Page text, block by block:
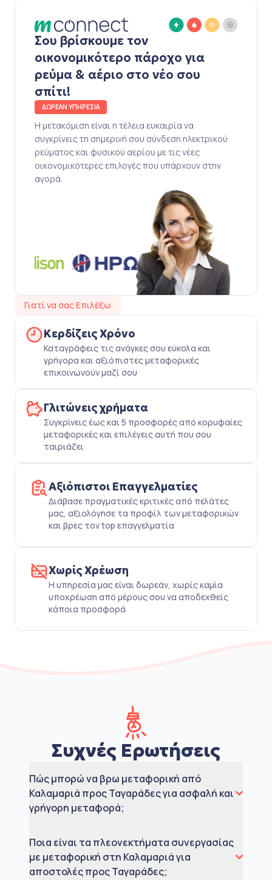
Σου βρίσκουμε τον
οικονομικότερο πάροχο για
ρεύμα & αέριο στο νέο σου
σπίτι!
ΔΩΡΕΑΝ ΥΠΗΡΕΣΙΑ
Η μετακόμιση είναι η τέλεια ευκαιρία να
συγκρίνεις τη σημερινή σου σύνδεση ηλεκτρικού
ρεύματος και φυσικού αερίου με τις νέες
οικονομικότερες επιλογές που υπάρχουν στην
αγορά.
Γιατί να σας Επιλέξω
Κερδίζεις Χρόνο
Καταγράφεις τις ανάγκες σου εύκολα και
γρήγορα και αξιόπιστες μεταφορικές
επικοινωνούν μαζί σου
Γλιτώνεις χρήματα
Συγκρίνεις έως και 5 προσφορές από κορυφαίες
μεταφορικές και επιλέγεις αυτή που σου
ταιριάζει
Αξιόπιστοι Επαγγελματίες
Διάβασε πραγματικές κριτικές από πελάτες
μας, αξιολόγησε τα προφίλ των μεταφορικών
και βρες τον top επαγγελματία
Χωρίς Χρέωση
Η υπηρεσία μας είναι δωρεάν, χωρίς καμία
υποχρέωση από μέρους σου να αποδεχθείς
κάποια προσφορά
Συχνές Ερωτήσεις
Πώς μπορώ να βρω μεταφορική από
Καλαμαριά προς Ταγαράδες για ασφαλή και
γρήγορη μεταφορά;
Ποια είναι τα πλεονεκτήματα συνεργασίας
με μεταφορική στη Καλαμαριά για
αποστολές προς Ταγαράδες;